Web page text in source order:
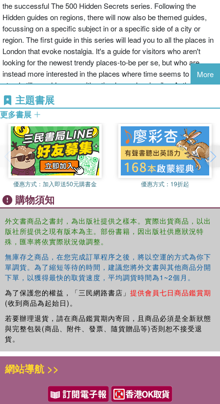
the successful The 500 Hidden Secrets series. Following the
Hidden guides on regions, there will now also be themed guides,
focussing on a specific subject in or a specific side of a city or
region. The first guide in this series will lead you to all the places in
London that evoke nostalgia. It's a guide for visitors who aren't
looking for the newest trendy places-to-be per se, but who are
instead more interested in the places where time seems to have
stood still, or addresses with a timeless, classic vibe. Author Ellie
Walker-Arnott shares nostalgic addresses and places in London,
such as: - romantic ruins - traditional tearooms - iconic department
stores - spots in the footsteps of the Beatles - and much more.
More
主題書展
更多書展
優惠方式： 加入即送50元購書金 優惠方式： 19折起
購物須知
外文書商品之書封，為出版社提供之樣本。實際出貨商品，以出
版社所提供之現有版本為主。部份書籍，因出版社供應狀況特
殊，匯率將依實際狀況做調整。
無庫存之商品，在您完成訂單程序之後，將以空運的方式為你下
單調貨。為了縮短等待的時間，建議您將外文書與其他商品分開
下單，以獲得最快的取貨速度，平均調貨時間為1~2個月。
為了保護您的權益，「三民網路書店」 提供會員七日商品鑑賞期
(收到商品為起始日)。
若要辦理退貨，請在商品鑑賞期內寄回，且商品必須是全新狀態
與完整包裝(商品、附件、發票、隨貨贈品等)否則恕不接受退
貨。
網站導航 >>